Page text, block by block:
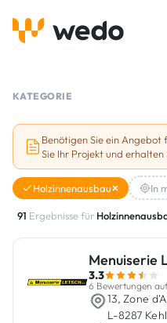
Referenzen
Förderungen & Zuschüsse
Sind Sie Handwerker?
KATEGORIE
Benötigen Sie ein Angebot
Sie Ihr Projekt und erhalten
Holzinnenausbau In
91 Ergebnisse für
Menuiserie
3.3
6 Bewertungen
13, Zone
L-8287